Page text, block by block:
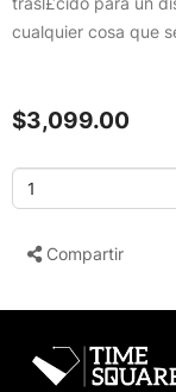
cualquier cosa que
$3,099.00
Compartir